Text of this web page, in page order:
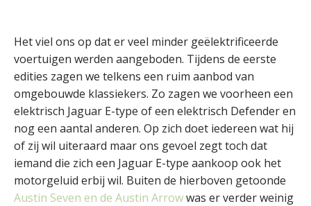
Het viel ons op dat er veel minder geëlektrificeerde
voertuigen werden aangeboden. Tijdens de eerste
edities zagen we telkens een ruim aanbod van
omgebouwde klassiekers. Zo zagen we voorheen een
elektrisch Jaguar E-type of een elektrisch Defender en
nog een aantal anderen. Op zich doet iedereen wat hij
of zij wil uiteraard maar ons gevoel zegt toch dat
iemand die zich een Jaguar E-type aankoop ook het
motorgeluid erbij wil. Buiten de hierboven getoonde
Austin Seven en de Austin Arrowwas er verder weinig